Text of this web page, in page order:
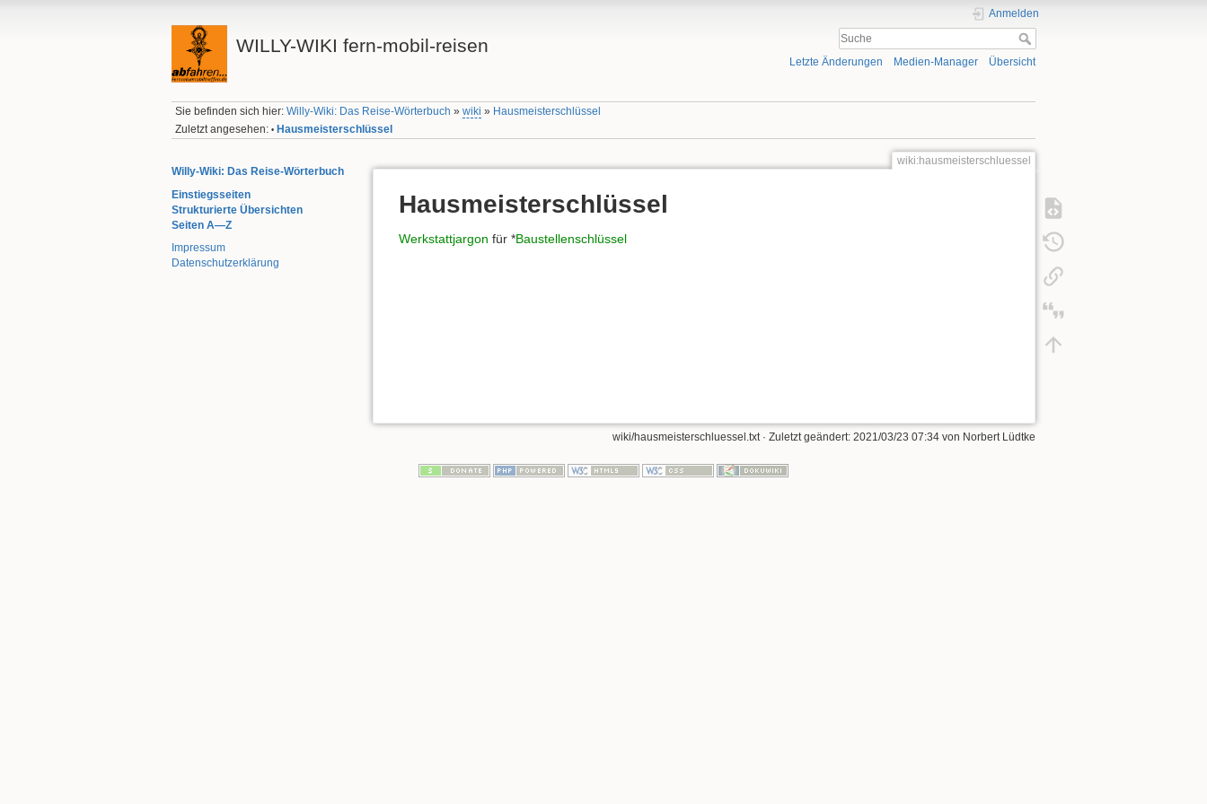
WILLY-WIKI fern-mobil-reisen
Anmelden
Letzte Änderungen Medien-Manager Übersicht
Sie befinden sich hier:Willy-Wiki: Das Reise-Wörterbuch »wiki » Hausmeisterschlüssel
Zuletzt angesehen: • Hausmeisterschlüssel
Willy-Wiki: Das Reise-Wörterbuch
Einstiegsseiten
Strukturierte Übersichten
Seiten A—Z
Impressum
Datenschutzerklärung
wiki:hausmeisterschluessel
Hausmeisterschlüssel
Werkstattjargon für *Baustellenschlüssel
wiki/hausmeisterschluessel.txt· Zuletzt geändert: 2021/03/23 07:34 von Norbert Lüdtke